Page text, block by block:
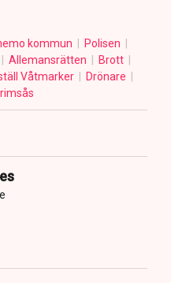
kommun
Polisen
Allemansrätten
Brott
Våtmarker
Drönare